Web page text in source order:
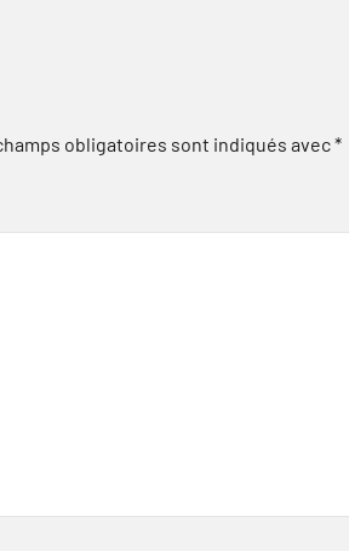
obligatoires sont indiqués avec*